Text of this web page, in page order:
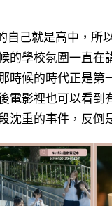
自己就是高中，所
的學校氛圍一直
時候的時代正是
電影裡也可以看
沈重的事件，反倒